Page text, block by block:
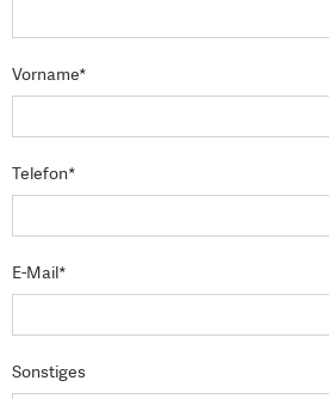
Vorname*
Telefon*
E-Mail*
Sonstiges